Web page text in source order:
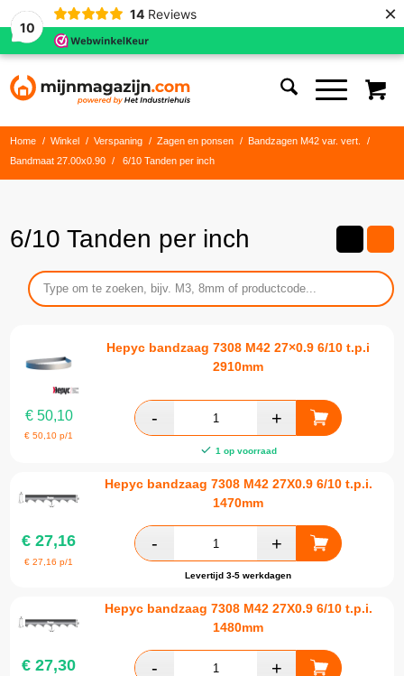
10
14 Reviews ×
Home / Winkel / Verspaning / Zagen en ponsen / Bandzagen M42 var. vert.
/
Bandmaat 27.00x0.90
/ 6/10 Tanden per inch
6/10 Tanden per inch
Hepyc bandzaag 7308 M42 27×0.9 6/10 t.p.i
2910mm
€50,10
€50,10 p/1
1 op voorraad
Hepyc bandzaag 7308 M42 27X0.9 6/10 t.p.i.
1470mm
€ 27,16
€27,16 p/1
Levertijd 3-5 werkdagen
Hepyc bandzaag 7308 M42 27X0.9 6/10 t.p.i.
1480mm
€ 27,30